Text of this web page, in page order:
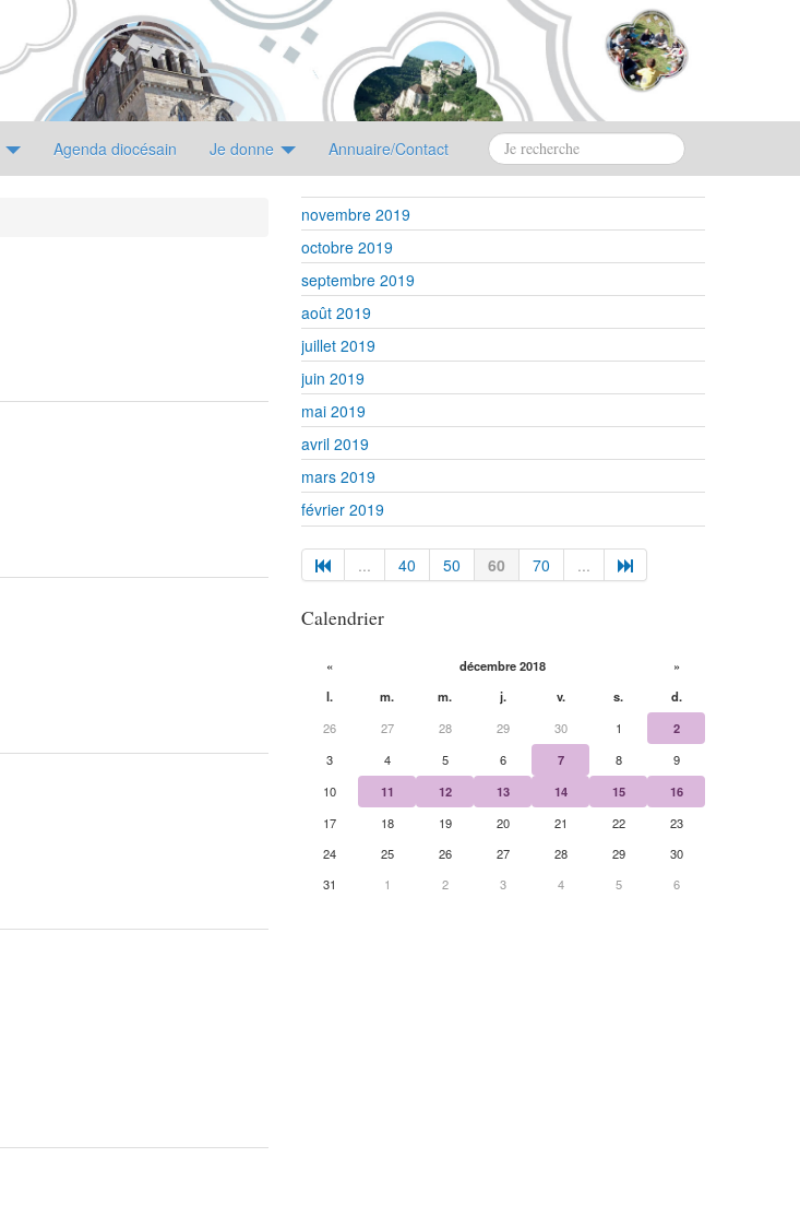
Agenda diocésain Je donne Annuaire/Contact
novembre 2019
octobre 2019
septembre 2019
août 2019
juillet 2019
juin 2019
mai 2019
avril 2019
mars 2019
février 2019
... 40 50 60 70 ...
Calendrier
« décembre 2018
»
l.
m. m. j. v. s.
d.
26
27 28 29 30 1
2
3
4 5 6 7 8
9
10
11 12 13 14 15
16
17
18 19 20 21 22
23
24
25 26 27 28 29
30
31
1 2 3 4 5 6